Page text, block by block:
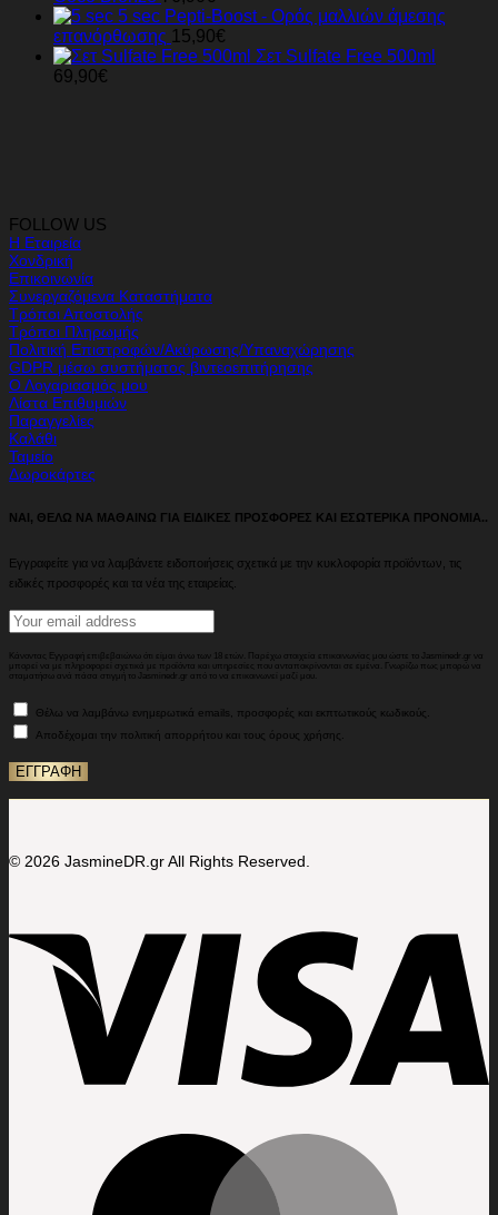
5 sec Pepti-Boost - Ορός μαλλιών άμεσης
επανόρθωσης 15,90€
Σετ Sulfate Free 500ml
69,90€
FOLLOW US
Η Εταιρεία
Χονδρική
Επικοινωνία
Συνεργαζόμενα Καταστήματα
Τρόποι Αποστολής
Τρόποι Πληρωμής
Πολιτική Επιστροφών/Ακύρωσης/Υπαναχώρησης
GDPR μέσω συστήματος βιντεοεπιτήρησης
Ο Λογαριασμός μου
Λίστα Επιθυμιών
Παραγγελίες
Καλάθι
Ταμείο
Δωροκάρτες
ΝΑΙ, ΘΕΛΩ ΝΑ ΜΑΘΑΙΝΩ ΓΙΑ ΕΙΔΙΚΕΣ ΠΡΟΣΦΟΡΕΣ ΚΑΙ ΕΣΩΤΕΡΙΚΑ ΠΡΟΝΟΜΙΑ..
Εγγραφείτε για να λαμβάνετε ειδοποιήσεις σχετικά με την κυκλοφορία προϊόντων, τις
ειδικές προσφορές και τα νέα της εταιρείας.
Κάνοντας Εγγραφή επιβεβαιώνω ότι είμαι άνω των 18 ετών. Παρέχω στοιχεία επικοινωνίας μου ώστε το Jasminedr.gr να
μπορεί να με πληροφορεί σχετικά με προϊόντα και υπηρεσίες που ανταποκρίνονται σε εμένα. Γνωρίζω πως μπορώ να
σταματήσω ανά πάσα στιγμή το Jasminedr.gr από το να επικοινωνεί μαζί μου.
Θέλω να λαμβάνω ενημερωτικά emails, προσφορές και εκπτωτικούς κωδικούς.
Αποδέχομαι την πολιτική απορρήτου και τους όρους χρήσης.
© 2026 JasmineDR.gr All Rights Reserved.